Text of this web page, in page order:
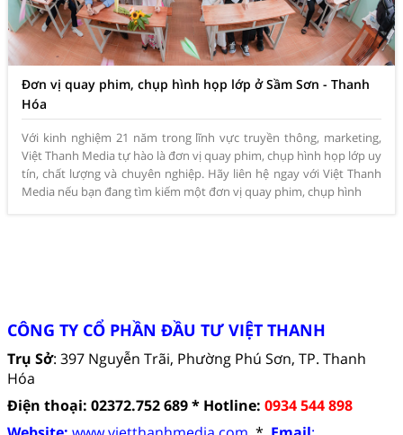
Đơn vị quay phim, chụp hình họp lớp ở Sầm Sơn - Thanh
Hóa
Với kinh nghiệm 21 năm trong lĩnh vực truyền thông, marketing,
Việt Thanh Media tự hào là đơn vị quay phim, chụp hình họp lớp uy
tín, chất lượng và chuyên nghiệp. Hãy liên hệ ngay với Việt Thanh
Media nếu bạn đang tìm kiếm một đơn vị quay phim, chụp hình
CÔNG TY CỔ PHẦN ĐẦU TƯ VIỆT THANH
Trụ Sở: 397 Nguyễn Trãi, Phường Phú Sơn, TP. Thanh
Hóa
Điện thoại: 02372.752 689 * Hotline: 0934 544 898